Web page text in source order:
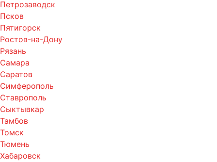
Петрозаводск
Псков
Пятигорск
Ростов-на-Дону
Рязань
Самара
Саратов
Симферополь
Ставрополь
Сыктывкар
Тамбов
Томск
Тюмень
Хабаровск